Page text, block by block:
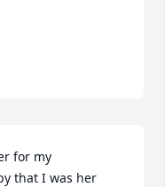
for my
that I was her